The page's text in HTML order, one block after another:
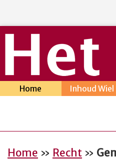
Home Inhoud Wiel
Home » Recht »